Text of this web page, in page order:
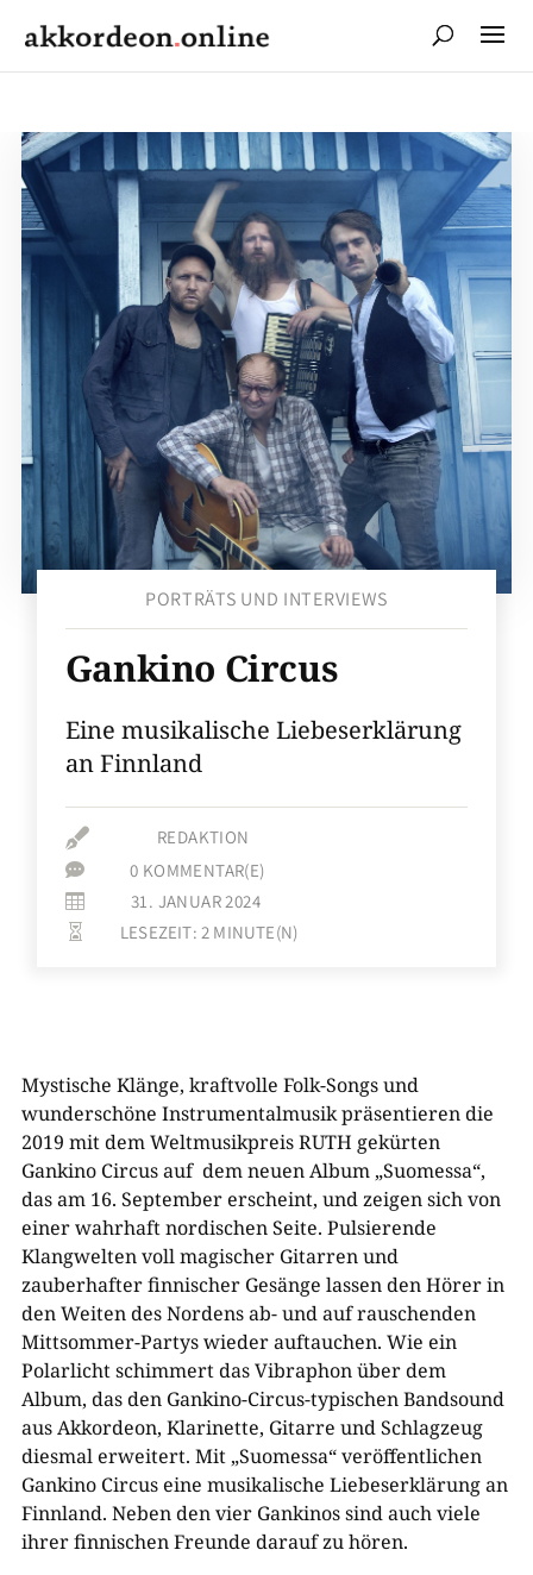
PORTRÄTS UND INTERVIEWS
Gankino Circus
Eine musikalische Liebeserklärung
an Finnland
 REDAKTION
 0 KOMMENTAR(E)
 31. JANUAR 2024
 LESEZEIT: 2 MINUTE(N)
Mystische Klänge, kraftvolle Folk-Songs und
wunderschöne Instrumentalmusik präsentieren die
2019 mit dem Weltmusikpreis RUTH gekürten
Gankino Circus auf dem neuen Album „Suomessa“,
das am 16. September erscheint, und zeigen sich von
einer wahrhaft nordischen Seite. Pulsierende
Klangwelten voll magischer Gitarren und
zauberhafter finnischer Gesänge lassen den Hörer in
den Weiten des Nordens ab- und auf rauschenden
Mittsommer-Partys wieder auftauchen. Wie ein
Polarlicht schimmert das Vibraphon über dem
Album, das den Gankino-Circus-typischen Bandsound
aus Akkordeon, Klarinette, Gitarre und Schlagzeug
diesmal erweitert. Mit „Suomessa“ veröffentlichen
Gankino Circus eine musikalische Liebeserklärung an
Finnland. Neben den vier Gankinos sind auch viele
ihrer finnischen Freunde darauf zu hören.